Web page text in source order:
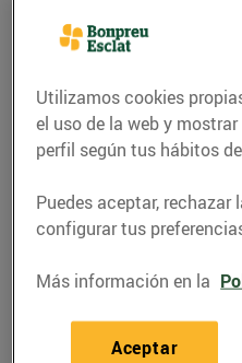
CONSEJOS Y
Et toca
casa?
Utilizamos cookies
el uso de la web y
perfil según tus hábitos
Puedes aceptar, rechazar
configurar tus
Más información en la
Aceptar